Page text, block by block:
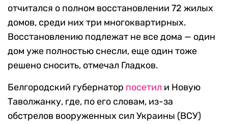
отчитался о полном восстановлении 72 жилых
домов, среди них три многоквартирных.
Восстановлению подлежат не все дома — один
дом уже полностью снесли, еще один тоже
решено сносить, отмечал Гладков.
Белгородский губернатор посетил и Новую
Таволжанку, где, по его словам, из-за
обстрелов вооруженных сил Украины (ВСУ)